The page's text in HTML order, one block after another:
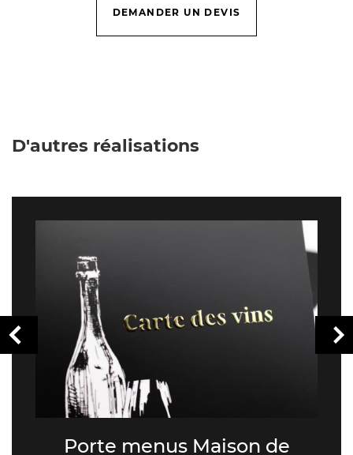
DEMANDER UN DEVIS
D'autres réalisations
Porte menus Maison de